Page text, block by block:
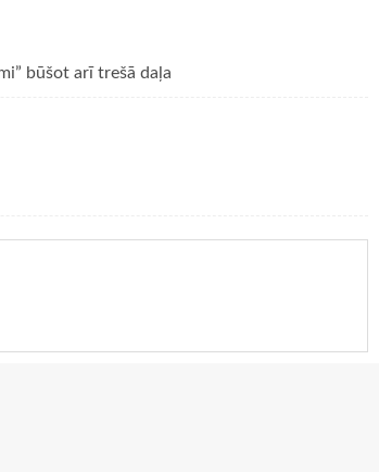
būšot arī trešā daļa